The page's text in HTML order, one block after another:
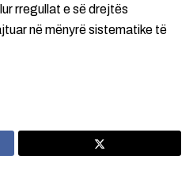
rregullat e së drejtës
në mënyrë sistematike të